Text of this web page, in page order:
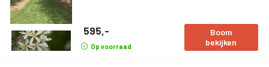
595,-
Op voorraad
Boom
bekijken